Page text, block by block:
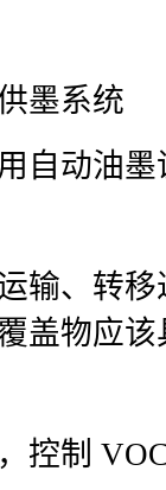
墨系统
自动油墨
输、转
盖物应
控制